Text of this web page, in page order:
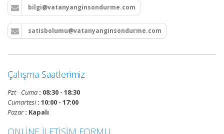
tekerlekli yangın hortumu
makaraları, yangın hidrant
hatları kurulumu ve periyodik
vana testleri.
yangın alarm kontrol paneli
bilgi@vatanyanginsondurme.com
satisbolumu@vatanyanginsondurme.com
Çalışma Saatlerimiz
Pzt - Cuma : 08:30 - 18:30
Cumartesi: 10:00 - 17:00
Pazar: Kapalı
ONLİNE İLETİŞİM FORMU